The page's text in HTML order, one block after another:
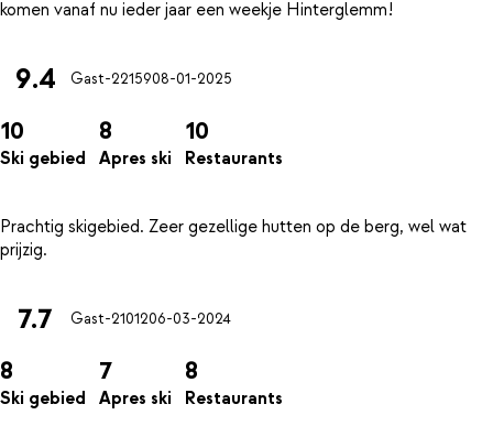
9.4 Gast-2215908-01-2025
10
Ski gebied
8
Apres ski
10
Restaurants
Prachtig skigebied. Zeer gezellige hutten op de berg, wel wat
7.7 Gast-2101206-03-2024
8
Ski gebied
7
Apres ski
8
Restaurants